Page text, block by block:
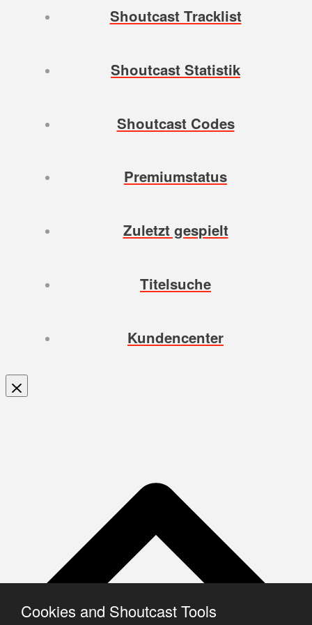
Shoutcast Tracklist
Shoutcast Statistik
Shoutcast Codes
Premiumstatus
Zuletzt gespielt
Titelsuche
Kundencenter
Cookies and Shoutcast Tools